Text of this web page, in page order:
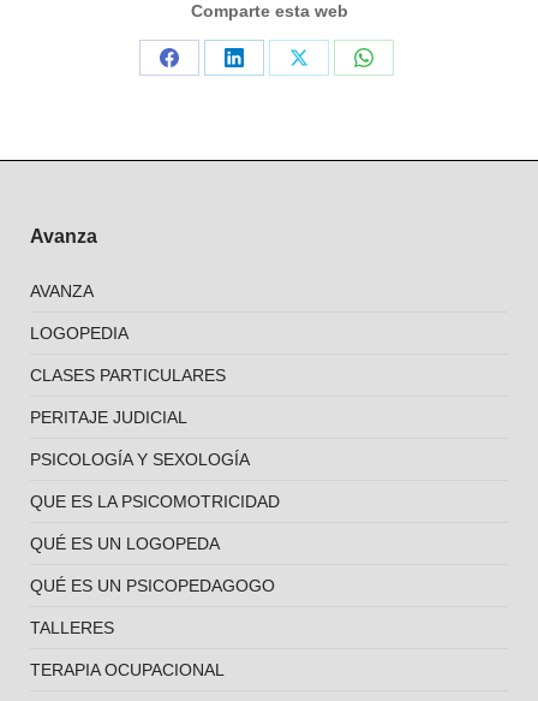
Comparte esta web
CompartirCompartirCompartirCompartir
Avanza
AVANZA
LOGOPEDIA
CLASES PARTICULARES
PERITAJE JUDICIAL
PSICOLOGÍA Y SEXOLOGÍA
QUE ES LA PSICOMOTRICIDAD
QUÉ ES UN LOGOPEDA
QUÉ ES UN PSICOPEDAGOGO
TALLERES
TERAPIA OCUPACIONAL